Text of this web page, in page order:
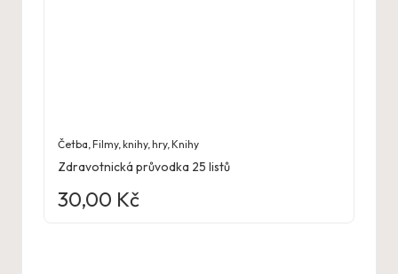
Četba ,Filmy, knihy, hry,Knihy
Zdravotnická průvodka 25 listů
30,00 Kč